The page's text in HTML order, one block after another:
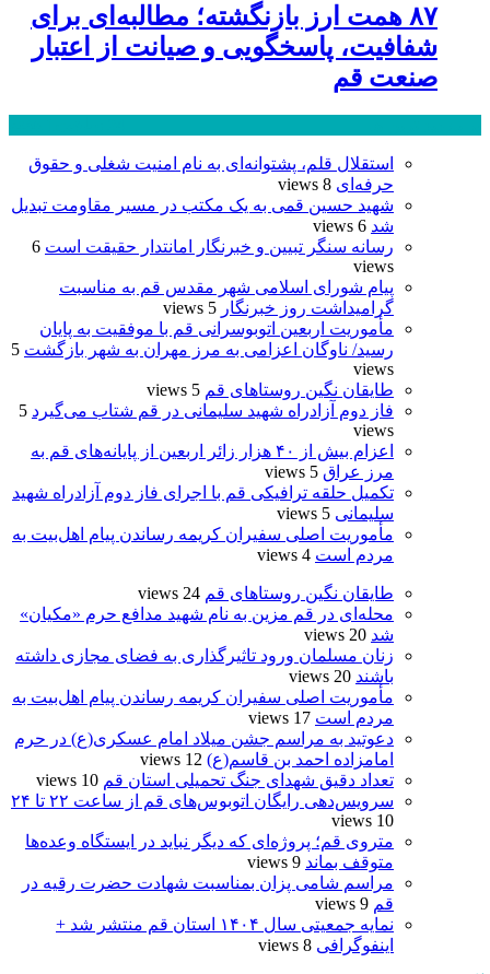
۸۷ همت ارز بازنگشته؛ مطالبه‌ای برای
شفافیت، پاسخگویی و صیانت از اعتبار
صنعت قم
استقلال قلم، پشتوانه‌ای به نام امنیت شغلی و حقوق
حرفه‌ای 8 views
شهید حسین قمی به یک مکتب در مسیر مقاومت تبدیل
شد 6 views
رسانه سنگر تبیین و خبرنگار امانتدار حقیقت است 6
views
پیام شورای اسلامی شهر مقدس قم به مناسبت
گرامیداشت روز خبرنگار 5 views
مأموریت اربعین اتوبوسرانی قم با موفقیت به پایان
رسید/ ناوگان اعزامی به مرز مهران به شهر بازگشت 5
views
طایقان نگین روستاهای قم 5 views
فاز دوم آزادراه شهید سلیمانی در قم شتاب می‌گیرد 5
views
اعزام بیش از ۴۰ هزار زائر اربعین از پایانه‌های قم به
مرز عراق 5 views
تکمیل حلقه ترافیکی قم با اجرای فاز دوم آزادراه شهید
سلیمانی 5 views
مأموریت اصلی سفیران کریمه رساندن پیام اهل‌بیت به
مردم است 4 views
طایقان نگین روستاهای قم 24 views
محله‌ای در قم مزین به نام شهید مدافع حرم «مکیان»
شد 20 views
زنان مسلمان ورود تاثیرگذاری به فضای مجازی داشته
باشند 20 views
مأموریت اصلی سفیران کریمه رساندن پیام اهل‌بیت به
مردم است 17 views
دعوتید به مراسم جشن میلاد امام عسکری(ع) در حرم
امامزاده احمد بن قاسم(ع) 12 views
تعداد دقیق شهدای جنگ تحمیلی استان قم 10 views
سرویس‌دهی رایگان اتوبوس‌های قم از ساعت ۲۲ تا ۲۴
10 views
متروی قم؛ پروژه‌ای که دیگر نباید در ایستگاه وعده‌ها
متوقف بماند 9 views
مراسم شامی پزان بمناسبت شهادت حضرت رقیه در
قم 9 views
نمایه جمعیتی سال ۱۴۰۴ استان قم منتشر شد +
اینفوگرافی 8 views